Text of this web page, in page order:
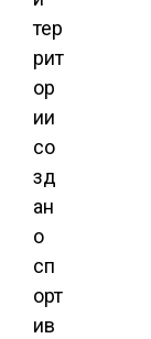
тер
рит
ор
ии
со
зд
ан
о
сп
орт
ив